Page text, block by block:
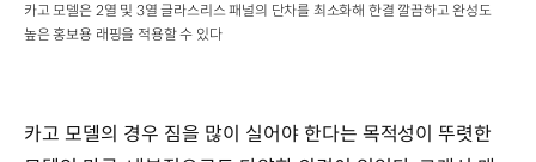
카고 모델은 2열 및 3열 글라스리스 패널의 단차를 최소화해 한결 깔끔하고 완성도
높은 홍보용 래핑을 적용할 수 있다
카고 모델의 경우 짐을 많이 실어야 한다는 목적성이 뚜렷한